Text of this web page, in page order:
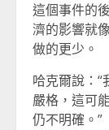
這個事件的
濟的影響就
做的更少。
哈克爾說：
嚴格，這可
仍不明確。”